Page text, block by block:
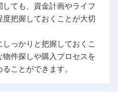
しても、資金計画やライフ
度把握しておくことが大切
しっかりと把握しておくこ
物件探しや購入プロセスを
ことができます。